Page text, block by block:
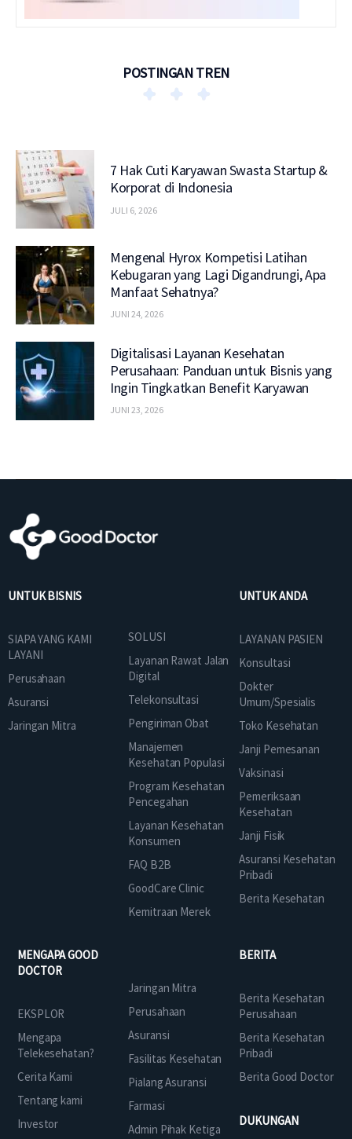
POSTINGAN TREN
7 Hak Cuti Karyawan Swasta Startup &
Korporat di Indonesia
JULI 6, 2026
Mengenal Hyrox Kompetisi Latihan
Kebugaran yang Lagi Digandrungi, Apa
Manfaat Sehatnya?
JUNI 24, 2026
Digitalisasi Layanan Kesehatan
Perusahaan: Panduan untuk Bisnis yang
Ingin Tingkatkan Benefit Karyawan
JUNI 23, 2026
UNTUK BISNIS
SIAPA YANG KAMI
LAYANI
Perusahaan
Asuransi
Jaringan Mitra
SOLUSI
Layanan Rawat Jalan
Digital
Telekonsultasi
Pengiriman Obat
Manajemen
Kesehatan Populasi
Program Kesehatan
Pencegahan
Layanan Kesehatan
Konsumen
FAQ B2B
GoodCare Clinic
Kemitraan Merek
UNTUK ANDA
LAYANAN PASIEN
Konsultasi
Dokter
Umum/Spesialis
Toko Kesehatan
Janji Pemesanan
Vaksinasi
Pemeriksaan
Kesehatan
Janji Fisik
Asuransi Kesehatan
Pribadi
Berita Kesehatan
MENGAPA GOOD
DOCTOR
EKSPLOR
Mengapa
Telekesehatan?
Cerita Kami
Tentang kami
Investor
Jaringan Mitra
Perusahaan
Asuransi
Fasilitas Kesehatan
Pialang Asuransi
Farmasi
Admin Pihak Ketiga
BERITA
Berita Kesehatan
Perusahaan
Berita Kesehatan
Pribadi
Berita Good Doctor
DUKUNGAN